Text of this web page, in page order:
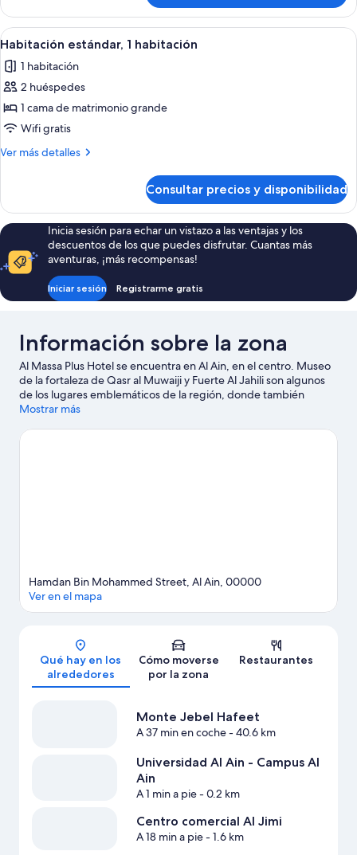
cama
doble
o
2
individuales
clásica
con
1
doble
o
individuales
Abrir
todas
las
fotos
de
Habitación
estándar,
Una cama grande con sábanas
4
Habitación estándar, 1 habitación
1 habitación
2 huéspedes
1 cama de matrimonio grande
Wifi gratis
Ver más detalles
Más
estándar,
habitación
Consultar precios y disponibilidad
Inicia sesión para echar un vistazo a las ventajas y los
descuentos de los que puedes disfrutar. Cuantas más
aventuras, ¡más recompensas!
Iniciar sesión Registrarme gratis
Información sobre la zona
Al Massa Plus Hotel se encuentra en Al Ain, en el centro. Museo
de la fortaleza de Qasr al Muwaiji y Fuerte Al Jahili son algunos
de los lugares emblemáticos de la región, donde también
puedes acercarte a atractivos turísticos como Zoológico de Al
Mostrar más
Mapa
Hamdan Bin Mohammed Street, Al Ain, 00000
Ver en el mapa
Qué hay en los
alrededores
Cómo moverse
por la zona
Restaurantes
Monte Jebel Hafeet
A 37 min en coche- 40.6 km
Universidad Al Ain - Campus Al
Ain
A 1 min a pie- 0.2 km
Centro comercial Al Jimi
A 18 min a pie- 1.6 km